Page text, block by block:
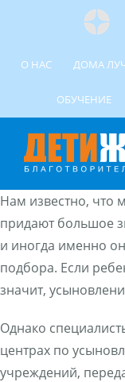
О НАС ДОМА
ОБУЧЕНИЕ
Нам известно, что
придают большое
и иногда именно
подбора. Если
значит,
Однако
центрах по
учреждений,